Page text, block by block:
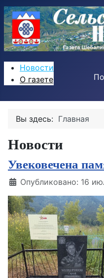
Новости
О газете
Вы здесь: Главная
Новости
Увековечена
Информация о
Опубликовано: 16